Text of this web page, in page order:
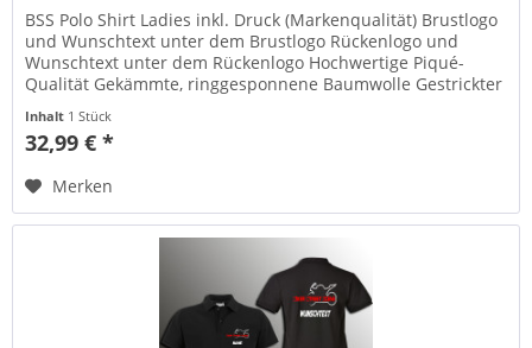
BSS Polo Shirt Ladies inkl. Druck (Markenqualität) Brustlogo
und Wunschtext unter dem Brustlogo Rückenlogo und
Wunschtext unter dem Rückenlogo Hochwertige Piqué-
Qualität Gekämmte, ringgesponnene Baumwolle Gestrickter
Inhalt 1 Stück
32,99 € *
Merken